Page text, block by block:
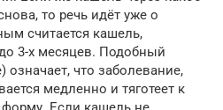
то речь идёт уже о
считается кашель,
3-х месяцев. Подобный
что заболевание,
медленно и тяготеет к